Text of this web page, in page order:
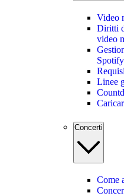
Video
Diritti
video
Spotify
Linee
Concerti
Come